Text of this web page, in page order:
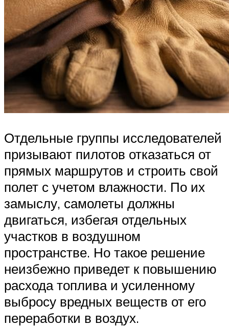
Отдельные группы исследователей
призывают пилотов отказаться от
прямых маршрутов и строить свой
полет с учетом влажности. По их
замыслу, самолеты должны
двигаться, избегая отдельных
участков в воздушном
пространстве. Но такое решение
неизбежно приведет к повышению
расхода топлива и усиленному
выбросу вредных веществ от его
переработки в воздух.